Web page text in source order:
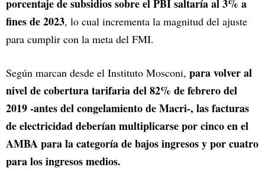
porcentaje de subsidios sobre el PBI saltaría al 3% a
fines de 2023, lo cual incrementa la magnitud del ajuste
para cumplir con la meta del FMI.
Según marcan desde el Instituto Mosconi, para volver al
nivel de cobertura tarifaria del 82% de febrero del
2019 -antes del congelamiento de Macri-, las facturas
de electricidad deberían multiplicarse por cinco en el
AMBA para la categoría de bajos ingresos y por cuatro
para los ingresos medios.